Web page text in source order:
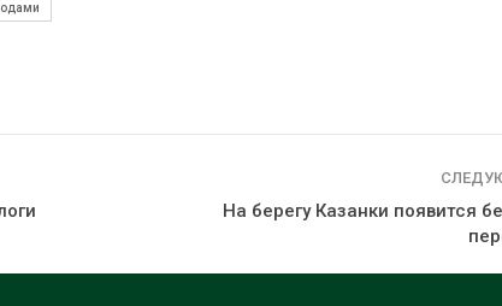
На берегу Казанки появится